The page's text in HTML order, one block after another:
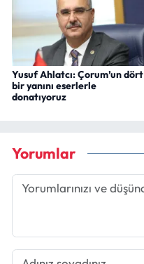
Yusuf Ahlatcı: Çorum’un dört
bir yanını eserlerle
donatıyoruz
Yorumlar